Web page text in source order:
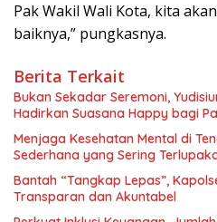
Pak Wakil Wali Kota, kita
baiknya,” pungkasnya.
Berita Terkait
Bukan Sekadar Seremoni,
Hadirkan Suasana Happy bagi
Menjaga Kesehatan Mental di
Sederhana yang Sering
Bantah “Tangkap Lepas”,
Transparan dan Akuntabel